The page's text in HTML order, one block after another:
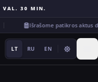
VAL. 30 MIN.
Išrašome patikros aktus
LT RU EN